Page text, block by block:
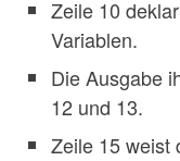
Zeile 10
Variablen.
Die Ausgabe
12 und 13.
Zeile 15 weist